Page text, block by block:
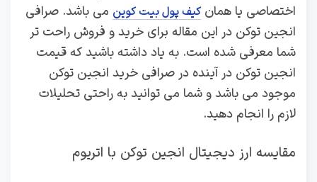
اختصاصی یا همانکیف پول بیت کوین می باشد. صرافی
انجین توکن در این مقاله برای خرید و فروش راحت تر
شما معرفی شده است. به یاد داشته باشید که قیمت
انجین توکن در آینده در صرافی خرید انجین توکن
موجود می باشد و شما می توانید به راحتی تحلیلات
لازم را انجام دهید.
مقایسه ارز دیجیتال انجین توکن با اتریوم